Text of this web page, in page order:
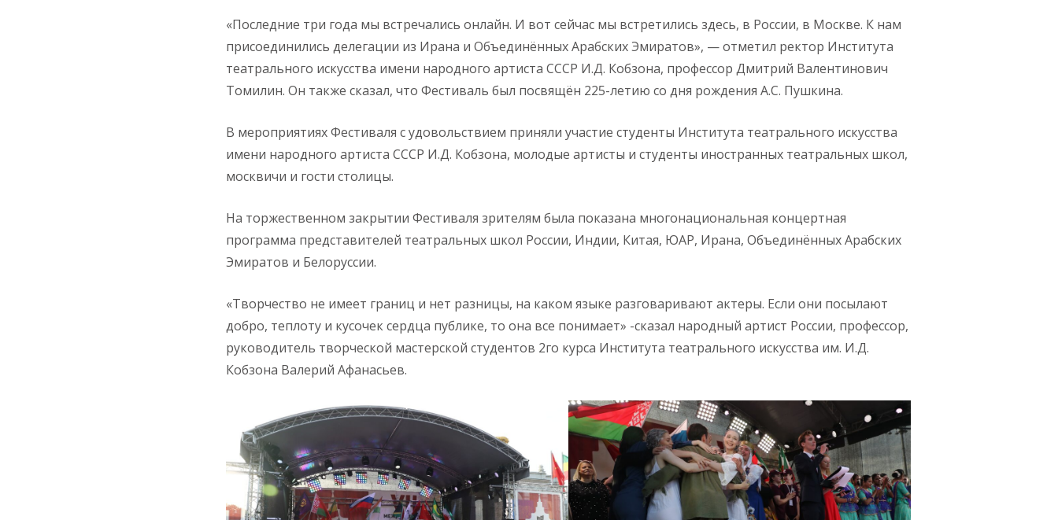
«Последние три года мы встречались онлайн. И вот сейчас мы встретились здесь, в России, в Москве. К нам
присоединились делегации из Ирана и Объединённых Арабских Эмиратов», — отметил ректор Института
театрального искусства имени народного артиста СССР И.Д. Кобзона, профессор Дмитрий Валентинович
Томилин. Он также сказал, что Фестиваль был посвящён 225-летию со дня рождения А.С. Пушкина.
В мероприятиях Фестиваля с удовольствием приняли участие студенты Института театрального искусства
имени народного артиста СССР И.Д. Кобзона, молодые артисты и студенты иностранных театральных школ,
москвичи и гости столицы.
На торжественном закрытии Фестиваля зрителям была показана многонациональная концертная
программа представителей театральных школ России, Индии, Китая, ЮАР, Ирана, Объединённых Арабских
Эмиратов и Белоруссии.
«Творчество не имеет границ и нет разницы, на каком языке разговаривают актеры. Если они посылают
добро, теплоту и кусочек сердца публике, то она все понимает» -сказал народный артист России, профессор,
руководитель творческой мастерской студентов 2го курса Института театрального искусства им. И.Д.
Кобзона Валерий Афанасьев.